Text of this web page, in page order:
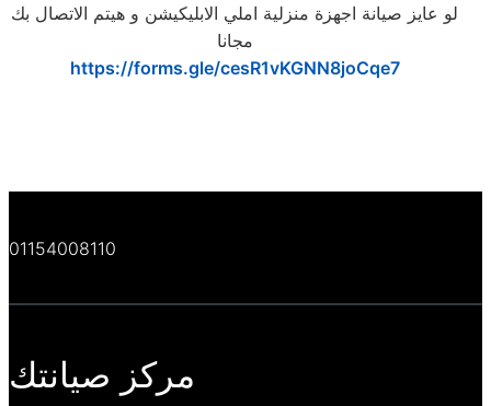
لو عايز صيانة اجهزة منزلية املي الابليكيشن و هيتم الاتصال بك
مجانا
https://forms.gle/cesR1vKGNN8joCqe7
01154008110
مركز صيانتك